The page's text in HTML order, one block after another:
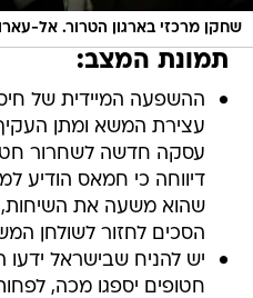
שחקן מרכזי בארגון הטרור. אל-
תמונת המצב:
ההשפעה המיידית של
עצירת המשא ומתן
עסקה חדשה לשחרור
דיווחה כי חמאס הודיע
שהוא משעה את השיחות,
הסכים לחזור לשולחן
יש להניח שבישראל
חטופים יספגו מכה,